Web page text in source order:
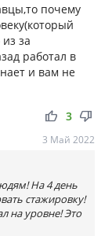
почему
за
работал в
и вам не
thumb_up thumb_down
3
3 Май 2022
На 4 день
стажировку!
на уровне! Это